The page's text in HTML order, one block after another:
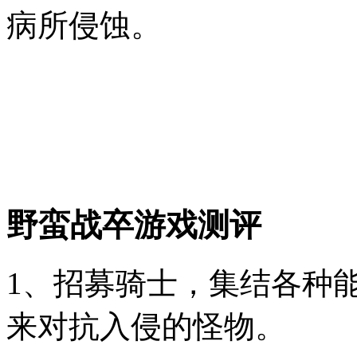
病所侵蚀。
野蛮战卒游戏测评
1、招募骑士，集结各种
来对抗入侵的怪物。